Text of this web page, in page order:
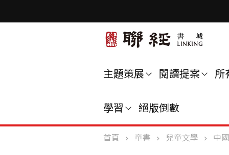
主題策展 閱讀提案 所
學習 絕版倒數
首頁 童書 兒童文學 中